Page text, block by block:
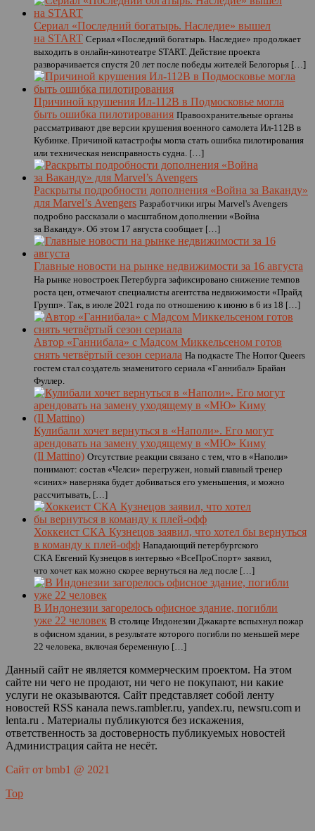
Сериал «Последний богатырь. Наследие» вышел
на START Сериал «Последний богатырь. Наследие» продолжает
выходить в онлайн-кинотеатре START. Действие проекта
разворачивается спустя 20 лет после победы жителей Белогорья […]
Причиной крушения Ил-112В в Подмосковье могла
быть ошибка пилотирования Правоохранительные органы
рассматривают две версии крушения военного самолета Ил-112В в
Кубинке. Причиной катастрофы могла стать ошибка пилотирования
или техническая неисправность судна. […]
Раскрыты подробности дополнения «Война за Ваканду»
для Marvel’s Avengers Разработчики игры Marvel's Avengers
подробно рассказали о масштабном дополнении «Война
за Ваканду». Об этом 17 августа сообщает […]
Главные новости на рынке недвижимости за 16 августа
На рынке новостроек Петербурга зафиксировано снижение темпов
роста цен, отмечают специалисты агентства недвижимости «Прайд
Групп». Так, в июле 2021 года по отношению к июню в 6 из 18 […]
Автор «Ганнибала» с Мадсом Миккельсеном готов
снять четвёртый сезон сериала На подкасте The Horror Queers
гостем стал создатель знаменитого сериала «Ганнибал» Брайан
Фуллер.
Кулибали хочет вернуться в «Наполи». Его могут
арендовать на замену уходящему в «МЮ» Киму
(Il Mattino) Отсутствие реакции связано с тем, что в «Наполи»
понимают: состав «Челси» перегружен, новый главный тренер
«синих» наверняка будет добиваться его уменьшения, и можно
рассчитывать, […]
Хоккеист СКА Кузнецов заявил, что хотел бы вернуться
в команду к плей-офф Нападающий петербургского
СКА Евгений Кузнецов в интервью «ВсеПроСпорт» заявил,
что хочет как можно скорее вернуться на лед после […]
В Индонезии загорелось офисное здание, погибли
уже 22 человек В столице Индонезии Джакарте вспыхнул пожар
в офисном здании, в результате которого погибли по меньшей мере
22 человека, включая беременную […]
Данный сайт не является коммерческим проектом. На этом
сайте ни чего не продают, ни чего не покупают, ни какие
услуги не оказываются. Сайт представляет собой ленту
новостей RSS канала news.rambler.ru, yandex.ru, newsru.com и
lenta.ru . Материалы публикуются без искажения,
ответственность за достоверность публикуемых новостей
Администрация сайта не несёт.
Сайт от bmb1 @ 2021
Top